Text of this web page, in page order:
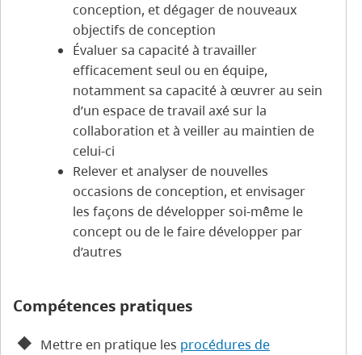
conception, et dégager de nouveaux
objectifs de conception
Évaluer sa capacité à travailler
efficacement seul ou en équipe,
notamment sa capacité à œuvrer au sein
d’un espace de travail axé sur la
collaboration et à veiller au maintien de
celui-ci
Relever et analyser de nouvelles
occasions de conception, et envisager
les façons de développer soi-même le
concept ou de le faire développer par
d’autres
Compétences pratiques
Mettre en pratique les procédures de